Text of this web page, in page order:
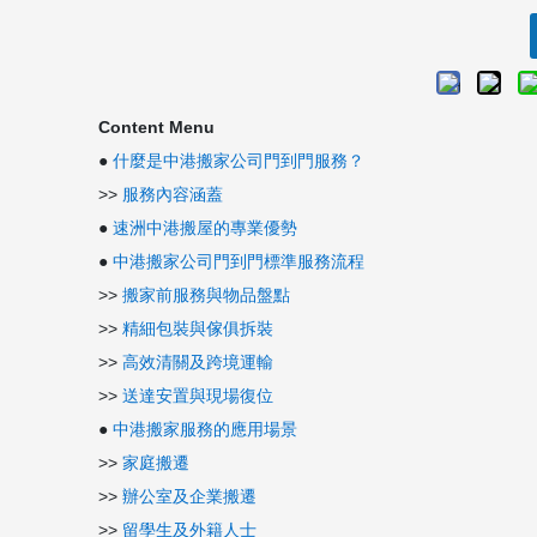
Content Menu
● 什麼是中港搬家公司門到門服務？
>> 服務內容涵蓋
● 速洲中港搬屋的專業優勢
● 中港搬家公司門到門標準服務流程
>> 搬家前服務與物品盤點
>> 精細包裝與傢俱拆裝
>> 高效清關及跨境運輸
>> 送達安置與現場復位
● 中港搬家服務的應用場景
>> 家庭搬遷
>> 辦公室及企業搬遷
>> 留學生及外籍人士